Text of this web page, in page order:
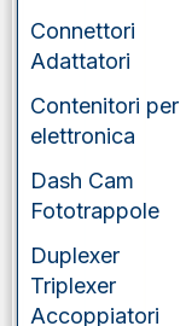
Connettori
Adattatori
Contenitori per
elettronica
Dash Cam
Fototrappole
Duplexer
Triplexer
Accoppiatori